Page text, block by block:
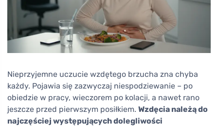
Nieprzyjemne uczucie wzdętego brzucha zna chyba
każdy. Pojawia się zazwyczaj niespodziewanie – po
obiedzie w pracy, wieczorem po kolacji, a nawet rano
jeszcze przed pierwszym posiłkiem. Wzdęcia należą do
najczęściej występujących dolegliwości